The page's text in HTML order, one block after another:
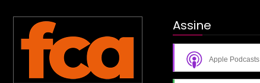
Assine
Apple Podcasts